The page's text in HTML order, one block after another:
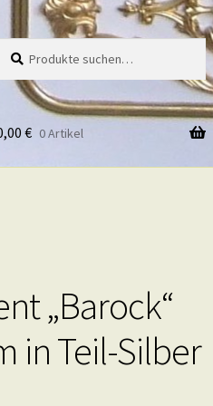
nach:
€ 0 Artikel
„Barock“
in Teil-Silber